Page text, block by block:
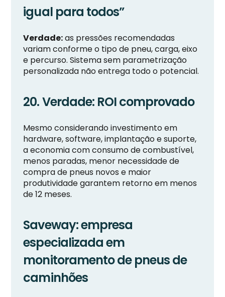
igual para todos”
Verdade:as pressões recomendadas
variam conforme o tipo de pneu, carga, eixo
e percurso. Sistema sem parametrização
personalizada não entrega todo o potencial.
20. Verdade: ROI comprovado
Mesmo considerando investimento em
hardware, software, implantação e suporte,
a economia com consumo de combustível,
menos paradas, menor necessidade de
compra de pneus novos e maior
produtividade garantem retorno em menos
de 12 meses.
Saveway: empresa
especializada em
monitoramento de pneus de
caminhões